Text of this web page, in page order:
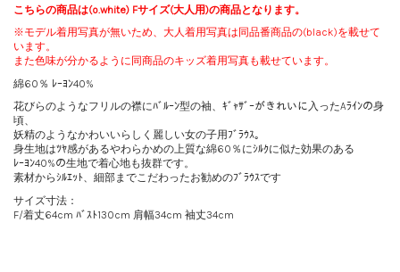
こちらの商品は(o.white) Fサイズ(大人用)の商品となります。
※モデル着用写真が無いため、大人着用写真は同品番商品の(black)を載せて
います。
また色味が分かるように同商品のキッズ着用写真も載せています。
綿60％ ﾚｰﾖﾝ40%
花びらのようなフリルの襟にﾊﾞﾙｰﾝ型の袖、ｷﾞｬｻﾞｰがきれいに入ったAﾗｲﾝの身
頃、
妖精のようなかわいいらしく麗しい女の子用ﾌﾞﾗｳｽ。
身生地はﾂﾔ感があるやわらかめの上質な綿60％にｼﾙｸに似た効果のある
ﾚｰﾖﾝ40%の生地で着心地も抜群です。
素材からｼﾙｴｯﾄ、細部までこだわったお勧めのﾌﾞﾗｳｽです
サイズ寸法：
F/着丈64cm ﾊﾞｽﾄ130cm 肩幅34cm 袖丈34cm